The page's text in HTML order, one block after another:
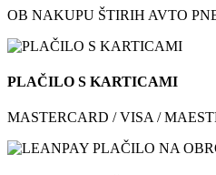
OB NAKUPU ŠTIRIH AVTO
PLAČILO S KARTICAMI
MASTERCARD / VISA /